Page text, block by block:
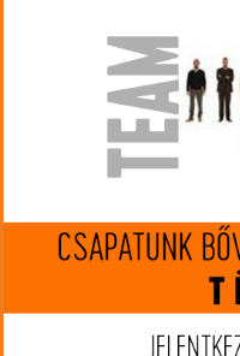
Atlas
MIP kártya jóváírás:
Az Atlas BT46-LW17
kialakításával tökéletes
aki a legjobbbat keresi.
sínre tökéletesen rögzíthető.